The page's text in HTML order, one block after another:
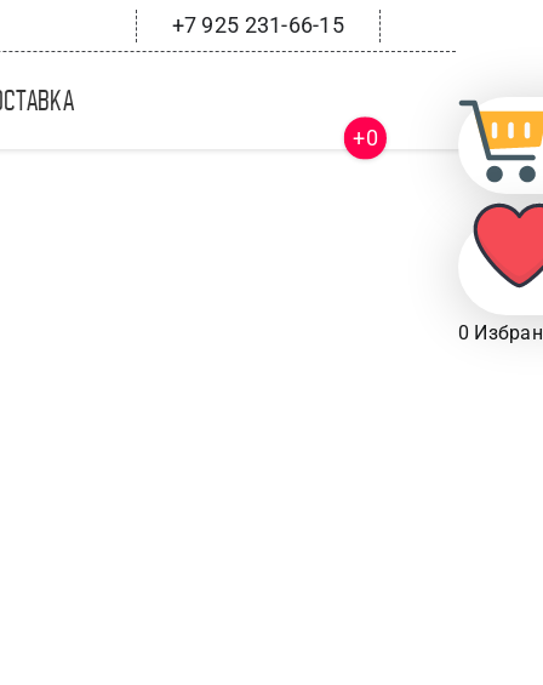
+7 925 231-66-15
+0
0